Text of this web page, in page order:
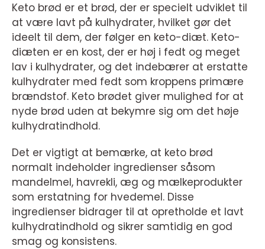
Keto brød er et brød, der er specielt udviklet til
at være lavt på kulhydrater, hvilket gør det
ideelt til dem, der følger en keto-diæt. Keto-
diæten er en kost, der er høj i fedt og meget
lav i kulhydrater, og det indebærer at erstatte
kulhydrater med fedt som kroppens primære
brændstof. Keto brødet giver mulighed for at
nyde brød uden at bekymre sig om det høje
kulhydratindhold.
Det er vigtigt at bemærke, at keto brød
normalt indeholder ingredienser såsom
mandelmel, havrekli, æg og mælkeprodukter
som erstatning for hvedemel. Disse
ingredienser bidrager til at opretholde et lavt
kulhydratindhold og sikrer samtidig en god
smag og konsistens.